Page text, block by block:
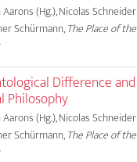
Aarons (Hg.), Nicolas Schneider
Schürmann,The Place of the
Difference and
Philosophy
Aarons (Hg.), Nicolas Schneider
Schürmann,The Place of the